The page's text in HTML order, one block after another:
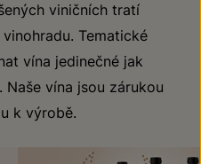
viničních tratí
Tematické
vína jedinečné jak
vína jsou zárukou
k výrobě.